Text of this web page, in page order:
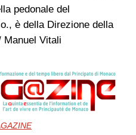
pedonale del
è della Direzione della
Manuel Vitali